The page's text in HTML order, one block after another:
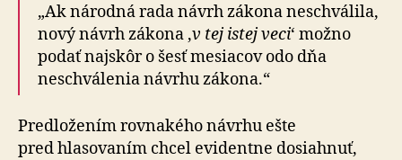
„Ak národná rada návrh zákona neschválila,
nový návrh zákona ‚v tej istej veci‘ možno
podať najskôr o šesť mesiacov odo dňa
neschválenia návrhu zákona.“
Predložením rovnakého návrhu ešte
pred hlasovaním chcel evidentne dosiahnuť,